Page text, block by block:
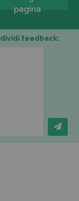
pagina
feedback: